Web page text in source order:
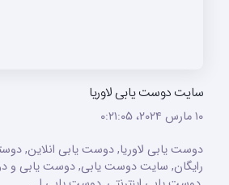
سایت دوست یابی لاوریا
۱۰ مارس ۲۰۲۴،‏ ۰:۲۱:۰۵
دوست یابی لاوریا, دوست یابی انلاین,
رایگان, سایت دوست یابی, دوست یابی و